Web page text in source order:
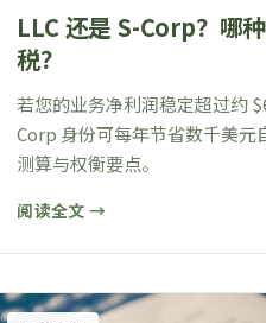
LLC 还是 S-Corp？哪
税？
若您的业务净利润稳定超过约
Corp 身份可每年节省数千美元
测算与权衡要点。
阅读全文 →